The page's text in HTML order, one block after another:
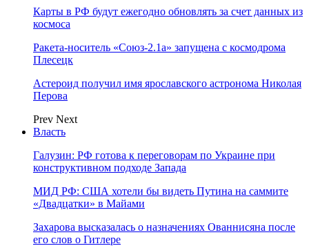
Карты в РФ будут ежегодно обновлять за счет данных из
космоса
Ракета-носитель «Союз-2.1а» запущена с космодрома
Плесецк
Астероид получил имя ярославского астронома Николая
Перова
Prev Next
Власть
Галузин: РФ готова к переговорам по Украине при
конструктивном подходе Запада
МИД РФ: США хотели бы видеть Путина на саммите
«Двадцатки» в Майами
Захарова высказалась о назначениях Ованнисяна после
его слов о Гитлере